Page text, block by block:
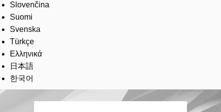
Slovenčina
Suomi
Svenska
Türkçe
Ελληνικά
日本語
한국어